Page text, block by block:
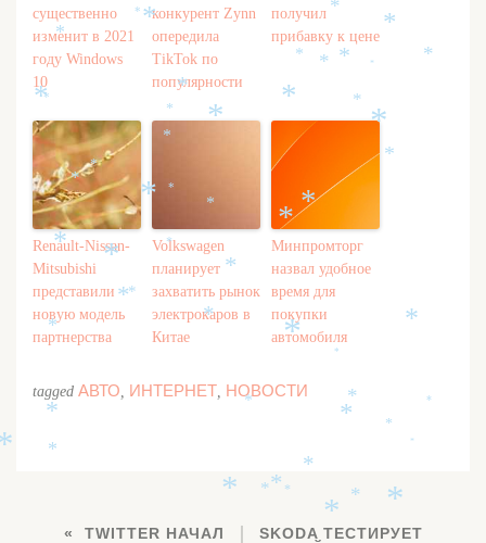
существенно
изменит в 2021
году Windows
10
конкурент Zynn
опередила
TikTok по
популярности
получил
прибавку к цене
Renault-Nissan-
Mitsubishi
представили
новую модель
партнерства
Volkswagen
планирует
захватить рынок
электрокаров в
Китае
Минпромторг
назвал удобное
время для
покупки
автомобиля
tagged АВТО, ИНТЕРНЕТ, НОВОСТИ
TWITTER НАЧАЛ
SKODA ТЕСТИРУЕТ
*
*
*
*
*
*
*
*
*
*
*
*
*
*
*
*
*
*
*
*
*
*
*
*
*
*
*
*
*
*
*
*
*
*
*
*
*
* *
*
*
*
*
*
* *
*
* *
*